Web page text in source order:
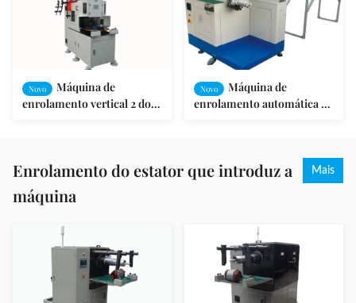
Novo
Máquina de
enrolamento vertical 2 do
Novo
Máquina de
enrolamento automática da
Enrolamento do estator que introduz a
máquina
Mais